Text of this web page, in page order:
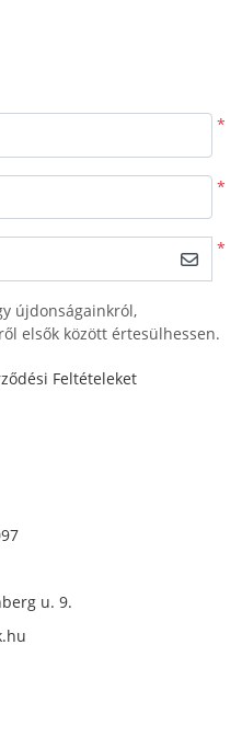
*
*
*
újdonságainkról,
elsők között értesülhessen.
Feltételeket
u. 9.